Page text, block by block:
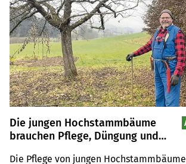
Die jungen Hochstammbäume
brauchen Pflege, Düngung und
Die Pflege von jungen